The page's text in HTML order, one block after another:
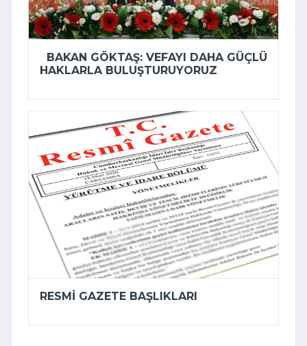
BAKAN GÖKTAŞ: VEFAYI DAHA GÜÇLÜ
HAKLARLA BULUŞTURUYORUZ
RESMI GAZETE BAŞLIKLARI